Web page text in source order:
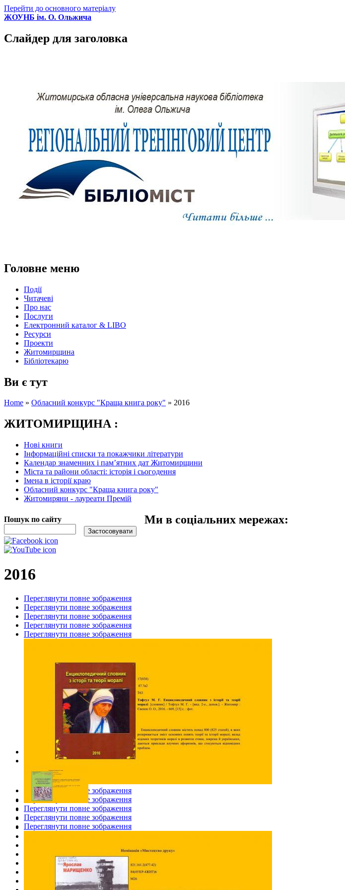
Перейти до основного матеріалу
ЖОУНБ ім. О. Ольжича
Слайдер для заголовка
Головне меню
Події
Читачеві
Про нас
Послуги
Електронний каталог & LIBO
Ресурси
Проекти
Житомирщина
Бібліотекарю
Ви є тут
Home » Обласний конкурс "Краща книга року" » 2016
ЖИТОМИРЩИНА :
Нові книги
Інформаційні списки та покажчики літератури
Календар знаменних і пам’ятних дат Житомирщини
Міста та райони області: історія і сьогодення
Імена в історії краю
Обласний конкурс "Краща книга року"
Житомиряни - лауреати Премій
Пошук по сайту Ми в соціальних мережах:
2016
Переглянути повне зображення
Переглянути повне зображення
Переглянути повне зображення
Переглянути повне зображення
Переглянути повне зображення
Переглянути повне зображення
Переглянути повне зображення
Переглянути повне зображення
Переглянути повне зображення
Переглянути повне зображення